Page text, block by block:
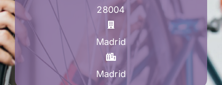
28004
Madrid
Madrid